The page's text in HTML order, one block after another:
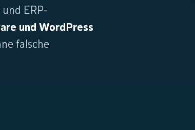
ERP-
und WordPress
falsche